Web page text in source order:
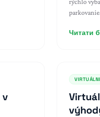
parkovanie.
Читати
v